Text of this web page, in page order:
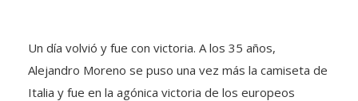
Un día volvió y fue con victoria. A los 35 años,
Alejandro Moreno se puso una vez más la camiseta de
Italia y fue en la agónica victoria de los europeos